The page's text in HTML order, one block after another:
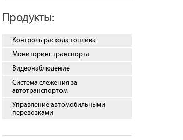
Продукты:
Контроль расхода топлива
Мониторинг транспорта
Видеонаблюдение
Система слежения за
автотранспортом
Управление автомобильными
перевозками